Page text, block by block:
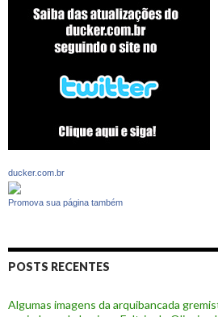
ducker.com.br
Promova sua página também
POSTS RECENTES
Algumas imagens da arquibancada